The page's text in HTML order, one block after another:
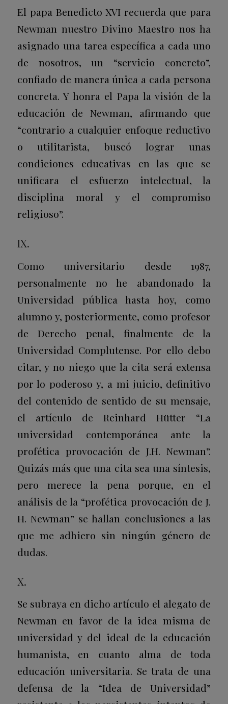
El papa Benedicto XVI recuerda que para
Newman nuestro Divino Maestro nos ha
asignado una tarea específica a cada uno
de nosotros, un “servicio concreto”,
confiado de manera única a cada persona
concreta. Y honra el Papa la visión de la
educación de Newman, afirmando que
“contrario a cualquier enfoque reductivo
o utilitarista, buscó lograr unas
condiciones educativas en las que se
unificara el esfuerzo intelectual, la
disciplina moral y el compromiso
religioso”.
IX.
Como universitario desde 1987,
personalmente no he abandonado la
Universidad pública hasta hoy, como
alumno y, posteriormente, como profesor
de Derecho penal, finalmente de la
Universidad Complutense. Por ello debo
citar, y no niego que la cita será extensa
por lo poderoso y, a mi juicio, definitivo
del contenido de sentido de su mensaje,
el artículo de Reinhard Hütter “La
universidad contemporánea ante la
profética provocación de J.H. Newman”.
Quizás más que una cita sea una síntesis,
pero merece la pena porque, en el
análisis de la “profética provocación de J.
H. Newman” se hallan conclusiones a las
que me adhiero sin ningún género de
dudas.
X.
Se subraya en dicho artículo el alegato de
Newman en favor de la idea misma de
universidad y del ideal de la educación
humanista, en cuanto alma de toda
educación universitaria. Se trata de una
defensa de la “Idea de Universidad”